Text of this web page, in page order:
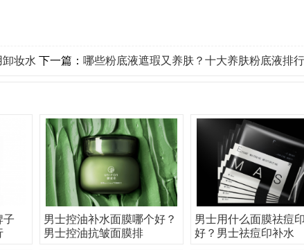
妆水 下一篇： 哪些粉底液遮瑕又养肤？十大养肤粉底液排
子
男士控油补水面膜哪个好？
男士控油抗皱面膜排
男士用什么面膜祛痘
好？男士祛痘印补水